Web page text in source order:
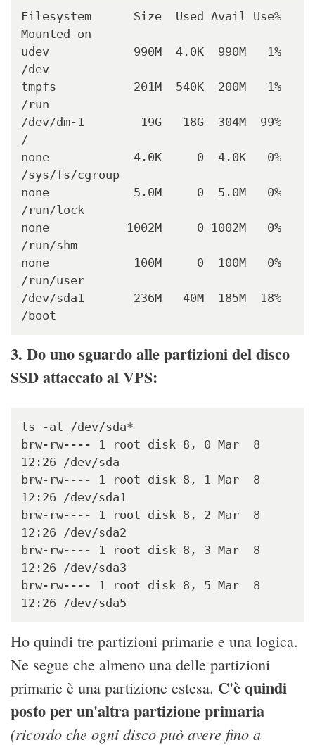
Filesystem      Size  Used Avail Use%
Mounted on
udev            990M  4.0K  990M   1%
/dev
tmpfs           201M  540K  200M   1%
/run
/dev/dm-1        19G   18G  304M  99%
/
none            4.0K     0  4.0K   0%
/sys/fs/cgroup
none            5.0M     0  5.0M   0%
/run/lock
none           1002M     0 1002M   0%
/run/shm
none            100M     0  100M   0%
/run/user
/dev/sda1       236M   40M  185M  18%
/boot
3. Do uno sguardo alle partizioni del disco
SSD attaccato al VPS:
ls -al /dev/sda*
brw-rw---- 1 root disk 8, 0 Mar  8
12:26 /dev/sda
brw-rw---- 1 root disk 8, 1 Mar  8
12:26 /dev/sda1
brw-rw---- 1 root disk 8, 2 Mar  8
12:26 /dev/sda2
brw-rw---- 1 root disk 8, 3 Mar  8
12:26 /dev/sda3
brw-rw---- 1 root disk 8, 5 Mar  8
12:26 /dev/sda5
Ho quindi tre partizioni primarie e una logica.
Ne segue che almeno una delle partizioni
primarie è una partizione estesa. C'è quindi
posto per un'altra partizione primaria
(ricordo che ogni disco può avere fino a